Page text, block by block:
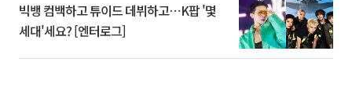
빅뱅 컴백하고 튜이드 데뷔하고⋯K팝 '몇
세대'세요? [엔터로그]